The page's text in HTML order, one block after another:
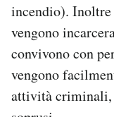
incendio). Inoltre
vengono
convivono con
vengono
attività criminali,